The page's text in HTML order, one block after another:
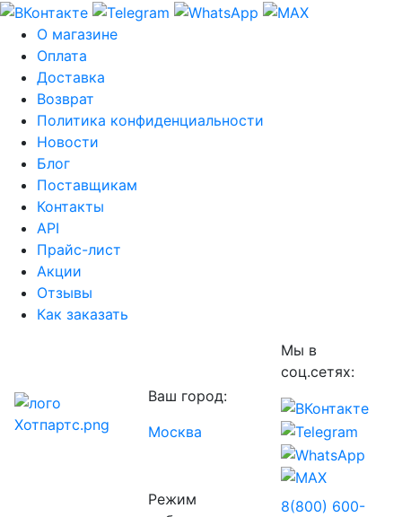
О магазине
Оплата
Доставка
Возврат
Политика конфиденциальности
Новости
Блог
Поставщикам
Контакты
API
Прайс-лист
Акции
Отзывы
Как заказать
Ваш город:
Москва
Мы в
соц.сетях:
Режим
8(800) 600-